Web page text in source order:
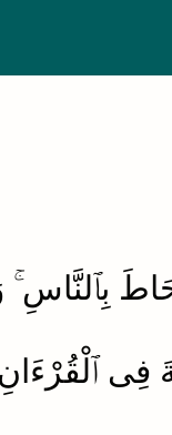
بِٱلنَّاسِ
فِى